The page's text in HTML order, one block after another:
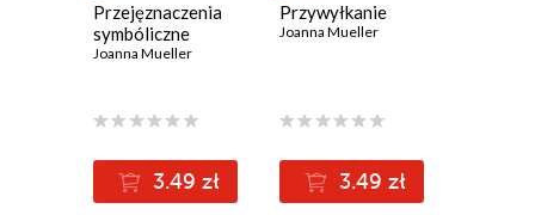
Przejęznaczenia
symbóliczne
Joanna Mueller
3.49 zł
Przywyłkanie
Joanna Mueller
3.49 zł